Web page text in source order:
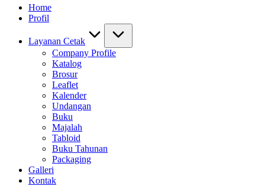
Home
Profil
Layanan Cetak
Company Profile
Katalog
Brosur
Leaflet
Kalender
Undangan
Buku
Majalah
Tabloid
Buku Tahunan
Packaging
Galleri
Kontak